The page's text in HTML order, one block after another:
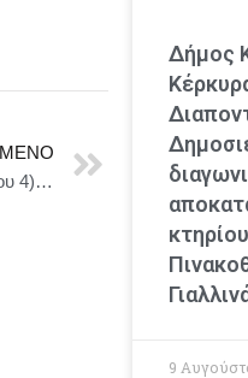
Πολύ υψηλός κίνδυνος πυρκαγιάς (κατηγορία κινδύνου 4) για αύριο Τετάρτη 13 Αυγούστου 2025
Δήμος
9